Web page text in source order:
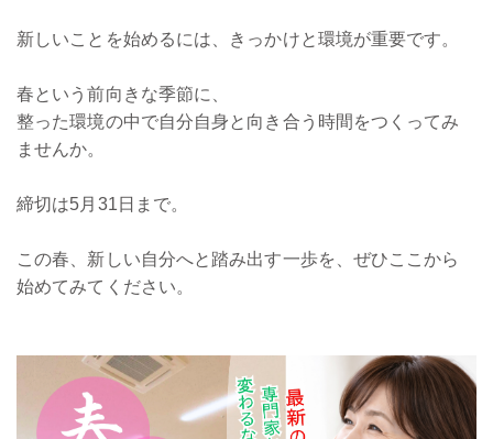
新しいことを始めるには、きっかけと環境が重要です。
春という前向きな季節に、
整った環境の中で自分自身と向き合う時間をつくってみ
ませんか。
締切は5月31日まで。
この春、新しい自分へと踏み出す一歩を、ぜひここから
始めてみてください。